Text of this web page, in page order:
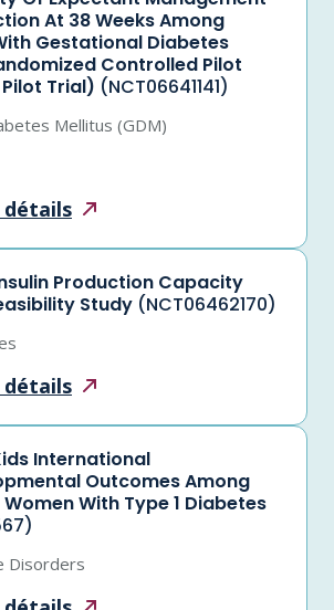
At 38 Weeks Among
Gestational Diabetes
Controlled Pilot
Pilot Trial) (NCT06641141)
Mellitus (GDM)
détails
Production Capacity
Study (NCT06462170)
détails
International
Outcomes Among
With Type 1 Diabetes
Disorders